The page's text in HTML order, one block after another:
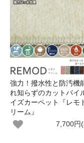
強力！撥水性と防汚機
れ知らずのカットパイ
イズカーペット『レ
リーム』
7,700円